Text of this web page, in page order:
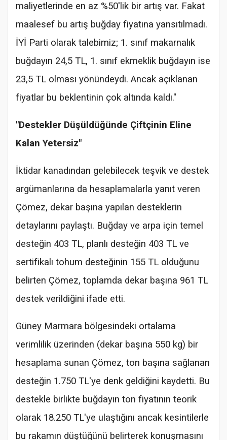
maliyetlerinde en az %50'lik bir artış var. Fakat
maalesef bu artış buğday fiyatına yansıtılmadı.
İYİ Parti olarak talebimiz; 1. sınıf makarnalık
buğdayın 24,5 TL, 1. sınıf ekmeklik buğdayın ise
23,5 TL olması yönündeydi. Ancak açıklanan
fiyatlar bu beklentinin çok altında kaldı."
"Destekler Düşüldüğünde Çiftçinin Eline
Kalan Yetersiz"
İktidar kanadından gelebilecek teşvik ve destek
argümanlarına da hesaplamalarla yanıt veren
Çömez, dekar başına yapılan desteklerin
detaylarını paylaştı. Buğday ve arpa için temel
desteğin 403 TL, planlı desteğin 403 TL ve
sertifikalı tohum desteğinin 155 TL olduğunu
belirten Çömez, toplamda dekar başına 961 TL
destek verildiğini ifade etti.
Güney Marmara bölgesindeki ortalama
verimlilik üzerinden (dekar başına 550 kg) bir
hesaplama sunan Çömez, ton başına sağlanan
desteğin 1.750 TL'ye denk geldiğini kaydetti. Bu
destekle birlikte buğdayın ton fiyatının teorik
olarak 18.250 TL'ye ulaştığını ancak kesintilerle
bu rakamın düştüğünü belirterek konuşmasını